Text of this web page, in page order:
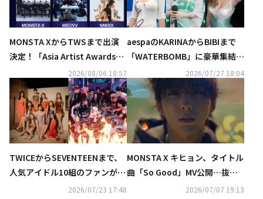
MONSTA XからTWSまで出演
決定！「Asia Artist Awards」
新たなラインナップ発表
2026/08/06 18:57
aespaのKARINAからBIBIまで
「WATERBOMB」に豪華集結！
ビキニ＆上半身裸のパフォーマ
ンスが話題…過激すぎると賛否
の声も
2026/07/27 18:04
TWICEからSEVENTEENまで、
人気アイドル10組のファンが熾
烈なバトル！新サバイバル番組
2026/07/23 17:48
MONSTA X キヒョン、タイトル
曲「So Good」MV公開…抜群
2026/07/07 19:13